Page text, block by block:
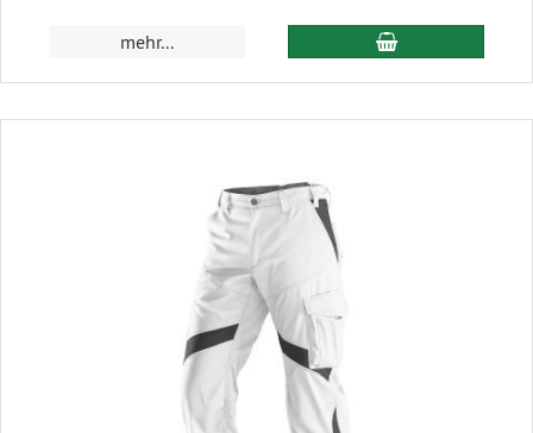
mehr... In den